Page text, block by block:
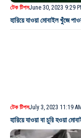
টেক টিপসJune 30, 2023 9:29
হারিয়ে যাওয়া মোবাইল খুঁজে
টেক টিপসJuly 3, 2023 11:19
হারিয়ে যাওয়া বা চুরি হওয়া